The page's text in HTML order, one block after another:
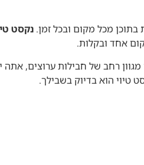
מכל מקום ובכל זמן. נקסט
אחד ובקלות.
רחב של חבילות ערוצים, אתה
טיוי הוא בדיוק בשבילך.